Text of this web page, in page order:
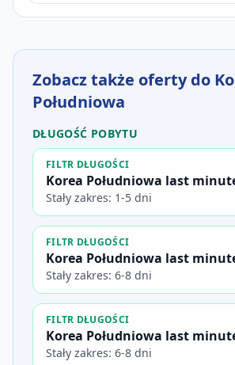
Zobacz także oferty do
Południowa
DŁUGOŚĆ POBYTU
FILTR DŁUGOŚCI
Korea Południowa last
Stały zakres: 1-5 dni
FILTR DŁUGOŚCI
Korea Południowa last
Stały zakres: 6-8 dni
FILTR DŁUGOŚCI
Korea Południowa last
Stały zakres: 6-8 dni